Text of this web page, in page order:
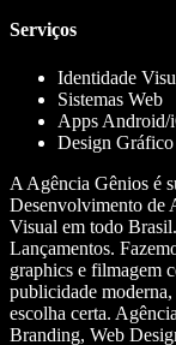
Serviços
Identidade
Sistemas Web
Apps Android/
Design Gráfico
A Agência Gênios é
Desenvolvimento de
Visual em todo
Lançamentos.
graphics e filmagem
publicidade
escolha certa.
Branding, Web